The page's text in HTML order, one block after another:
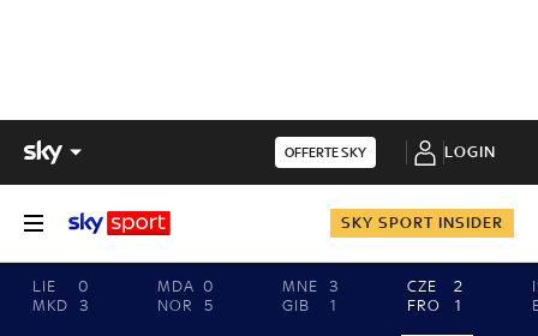
OFFERTE SKY LOGIN
SKY SPORT INSIDER
LIE
0
MKD
3
MDA 0
NOR
5
MNE
3
GIB
1
CZE
2
FRO
1